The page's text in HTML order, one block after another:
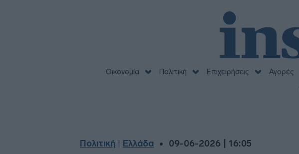
Οικονομία Πολιτική Επιχειρήσεις Αγορές
Πολιτική Ελλάδα 09-06-2026 | 16:05